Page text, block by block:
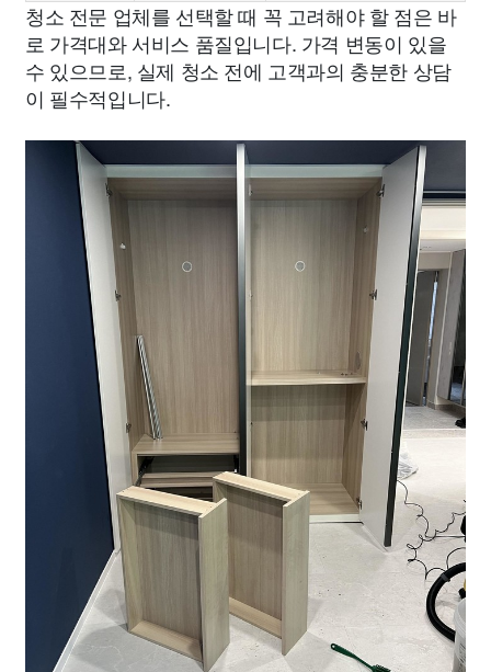
청소 전문 업체를 선택할 때 꼭 고려해야 할 점은 바
로 가격대와 서비스 품질입니다. 가격 변동이 있을
수 있으므로, 실제 청소 전에 고객과의 충분한 상담
이 필수적입니다.